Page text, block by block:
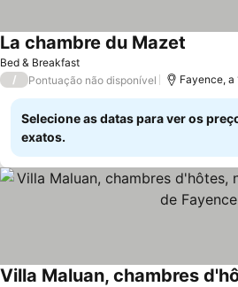
Bed & Breakfast
La chambre du Mazet
/ Pontuação não disponível Fayence, a
Selecione as datas para ver os
exatos.